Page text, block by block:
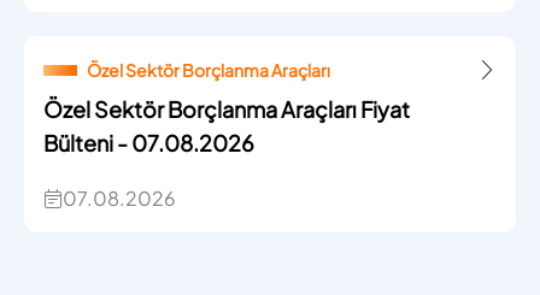
Özel Sektör Borçlanma Araçları
Özel Sektör Borçlanma Araçları Fiyat
Bülteni - 07.08.2026
07.08.2026